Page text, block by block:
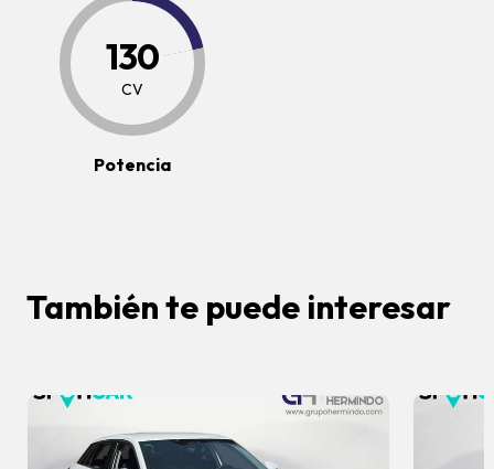
130
CV
Potencia
También te puede interesar